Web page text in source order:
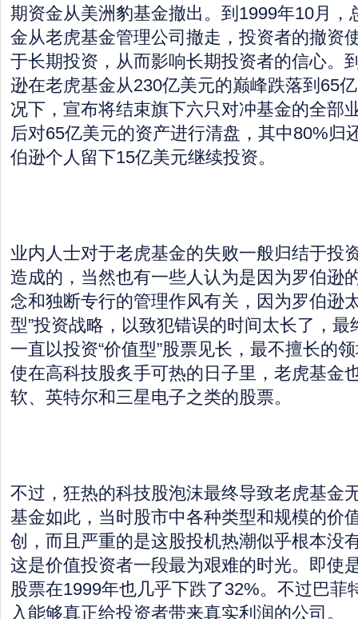
期资金从美洲豹基金撤出。到1999年10月，
金从老虎基金管理公司撤走，投资者的撤资
于长期投资，从而影响长期投资者的信心。
逊在老虎基金从230亿美元的巅峰跌落到65
况下，宣布将结束旗下六只对冲基金的全部
后对65亿美元的资产进行清盘，其中80%归
伯逊个人留下15亿美元继续投资。
业内人士对于老虎基金的失败一般归结于投
造成的，当然也有一些人认为是因为罗伯逊
念和独断专行的管理作风有关，因为罗伯逊
型”投资战略，以致犯错误的时间太长了，
一直以投资“价值型”股票见长，最不擅长的
使在高科技股炙手可热的日子里，老虎基金
软、英特尔和三星电子之类的股票。
不过，狂热的科技股泡沫最终导致老虎基金
基金如此，当时股市中各种类型和规模的价
创，而且严重的是这股投机热潮似乎根本没
这是价值投资者一段最为艰难的时光。即使
股票在1999年也几乎下跌了32%。不过巴菲
入能够真正给投资者带来真实利润的公司。